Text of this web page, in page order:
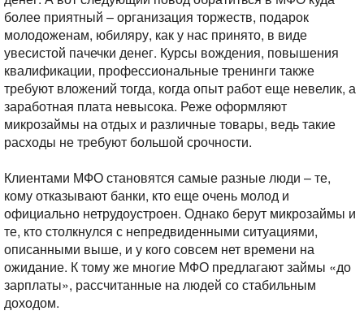
более приятный – организация торжеств, подарок
молодоженам, юбиляру, как у нас принято, в виде
увесистой пачечки денег. Курсы вождения, повышения
квалификации, профессиональные тренинги также
требуют вложений тогда, когда опыт работ еще невелик, а
заработная плата невысока. Реже оформляют
микрозаймы на отдых и различные товары, ведь такие
расходы не требуют большой срочности.
Клиентами МФО становятся самые разные люди – те,
кому отказывают банки, кто еще очень молод и
официально нетрудоустроен. Однако берут микрозаймы и
те, кто столкнулся с непредвиденными ситуациями,
описанными выше, и у кого совсем нет времени на
ожидание. К тому же многие МФО предлагают займы «до
зарплаты», рассчитанные на людей со стабильным
доходом.